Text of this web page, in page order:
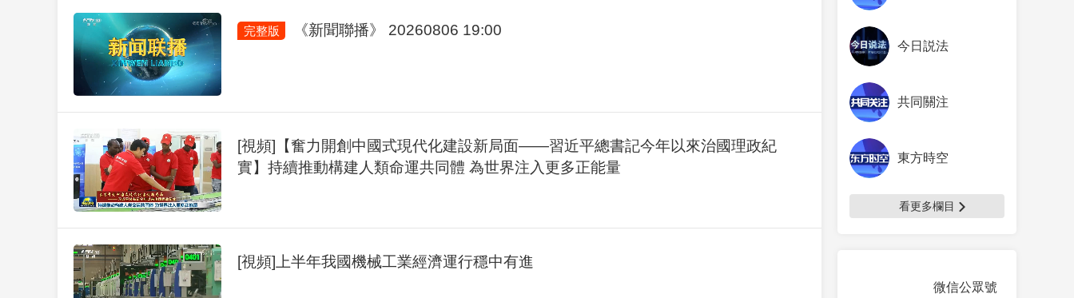
完整版 《新聞聯播》 20260806 19:00
[視頻]【奮力開創中國式現代化建設新局面——習近平總書記今年以來治國理政紀
實】持續推動構建人類命運共同體 為世界注入更多正能量
[視頻]上半年我國機械工業經濟運行穩中有進
今日説法
共同關注
東方時空
看更多欄目
微信公眾號